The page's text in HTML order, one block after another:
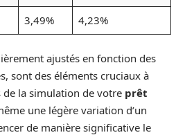
3,49% 4,23%
ajustés en fonction des
sont des éléments cruciaux à
la simulation de votre prêt
une légère variation d’un
de manière significative le